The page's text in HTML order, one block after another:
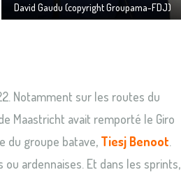
David Gaudu (copyright Groupama-FDJ)
Notamment sur les routes du
Maastricht avait remporté le Giro
du groupe batave, Tiesj Benoot.
ardennaises. Et dans les sprints,